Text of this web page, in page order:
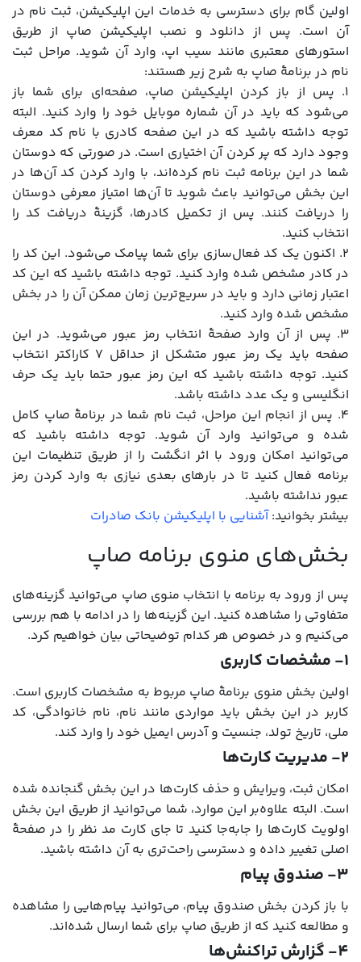
اولین گام برای دسترسی به خدمات این اپلیکیشن، ثبت نام در
آن است. پس از دانلود و نصب اپلیکیشن صاپ از طریق
استورهای معتبری مانند سیب اپ، وارد آن شوید. مراحل ثبت
نام در برنامۀ صاپ به شرح زیر هستند:
۱. پس از باز کردن اپلیکیشن صاپ، صفحه‌ای برای شما باز
می‌شود که باید در آن شماره موبایل خود را وارد کنید. البته
توجه داشته باشید که در این صفحه کادری با نام کد معرف
وجود دارد که پر کردن آن اختیاری است. در صورتی که دوستان
شما در این برنامه ثبت نام کرده‌اند، با وارد کردن کد آن‌ها در
این بخش می‌توانید باعث شوید تا آن‌ها امتیاز معرفی دوستان
را دریافت کنند. پس از تکمیل کادرها، گزینۀ دریافت کد را
انتخاب کنید.
۲. اکنون یک کد فعال‌سازی برای شما پیامک می‌شود. این کد را
در کادر مشخص شده وارد کنید. توجه داشته باشید که این کد
اعتبار زمانی دارد و باید در سریع‌ترین زمان ممکن آن را در بخش
مشخص شده وارد کنید.
۳. پس از آن وارد صفحۀ انتخاب رمز عبور می‌شوید. در این
صفحه باید یک رمز عبور متشکل از حداقل ۷ کاراکتر انتخاب
کنید. توجه داشته باشید که این رمز عبور حتما باید یک حرف
انگلیسی و یک عدد داشته باشد.
۴. پس از انجام این مراحل، ثبت نام شما در برنامۀ صاپ کامل
شده و می‌توانید وارد آن شوید. توجه داشته باشید که
می‌توانید امکان ورود با اثر انگشت را از طریق تنظیمات این
برنامه فعال کنید تا در بارهای بعدی نیازی به وارد کردن رمز
عبور نداشته باشید.
بیشتر بخوانید:آشنایی با اپلیکیشن بانک صادرات
بخش‌های منوی برنامه صاپ
پس از ورود به برنامه با انتخاب منوی صاپ می‌توانید گزینه‌های
متفاوتی را مشاهده کنید. این گزینه‌ها را در ادامه با هم بررسی
می‌کنیم و در خصوص هر کدام توضیحاتی بیان خواهیم کرد.
1- مشخصات کاربری
اولین بخش منوی برنامۀ صاپ مربوط به مشخصات کاربری است.
کاربر در این بخش باید مواردی مانند نام، نام خانوادگی، کد
ملی، تاریخ تولد، جنسیت و آدرس ایمیل خود را وارد کند.
2- مدیریت کارت‌ها
امکان ثبت، ویرایش و حذف کارت‌ها در این بخش گنجانده شده
است. البته علاوه‌بر این موارد، شما می‌توانید از طریق این بخش
اولویت کارت‌ها را جابه‌جا کنید تا جای کارت مد نظر را در صفحۀ
اصلی تغییر داده و دسترسی راحت‌تری به آن داشته باشید.
3- صندوق پیام
با باز کردن بخش صندوق پیام، می‌توانید پیام‌هایی را مشاهده
و مطالعه کنید که از طریق صاپ برای شما ارسال شده‌اند.
4- گزارش تراکنش‌ها